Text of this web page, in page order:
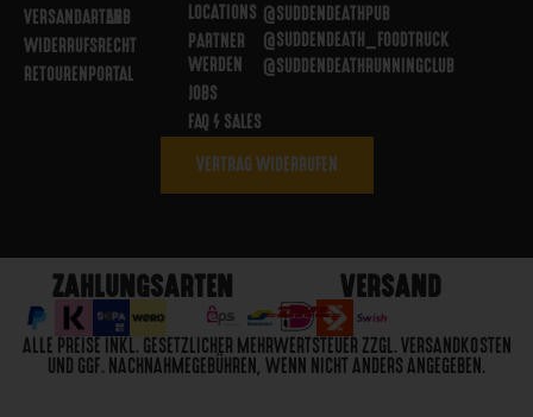
VERSANDARTEN
WIDERRUFSRECHT
RETOURENPORTAL
AGB
LOCATIONS
PARTNER
WERDEN
JOBS
FAQ / SALES
@SUDDENDEATHPUB
@SUDDENDEATH_FOODTRUCK
@SUDDENDEATHRUNNINGCLUB
VERTRAG WIDERRUFEN
ZAHLUNGSARTEN VERSAND
ALLE PREISE INKL. GESETZLICHER MEHRWERTSTEUER ZZGL. VERSANDKOSTEN
UND GGF. NACHNAHMEGEBÜHREN, WENN NICHT ANDERS ANGEGEBEN.